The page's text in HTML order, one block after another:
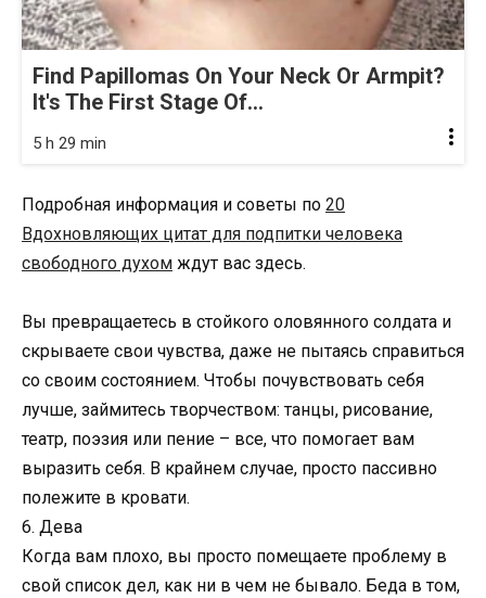
Find Papillomas On Your Neck Or Armpit?
It's The First Stage Of...
5 h 29 min
Подробная информация и советы по 20
Вдохновляющих цитат для подпитки человека
свободного духом ждут вас здесь.
Вы превращаетесь в стойкого оловянного солдата и
скрываете свои чувства, даже не пытаясь справиться
со своим состоянием. Чтобы почувствовать себя
лучше, займитесь творчеством: танцы, рисование,
театр, поэзия или пение – все, что помогает вам
выразить себя. В крайнем случае, просто пассивно
полежите в кровати.
6. Дева
Когда вам плохо, вы просто помещаете проблему в
свой список дел, как ни в чем не бывало. Беда в том,